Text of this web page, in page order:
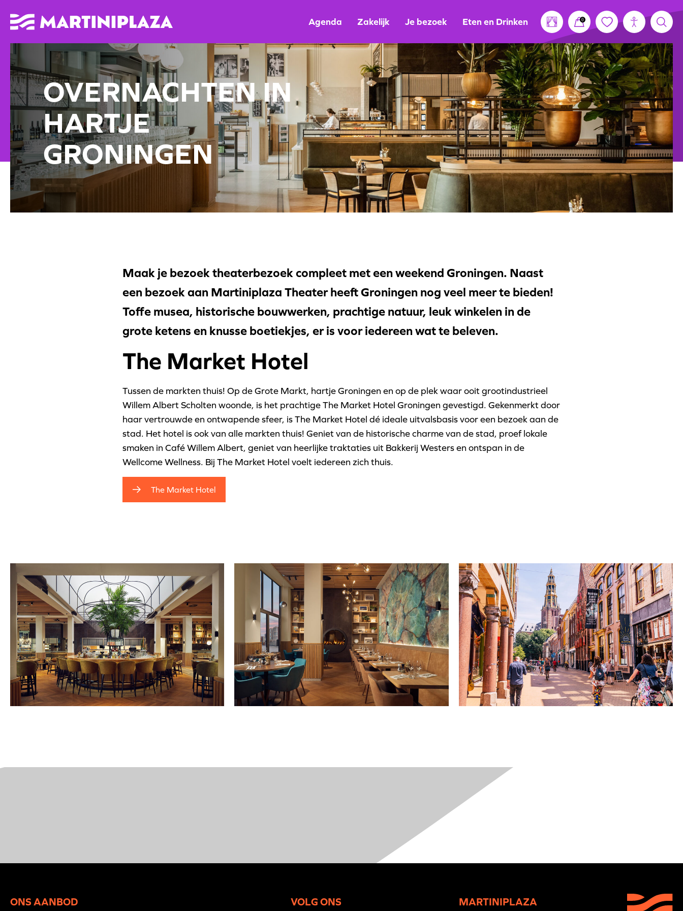
Agenda Zakelijk Je bezoek Eten en Drinken 0
OVERNACHTEN IN
HARTJE
GRONINGEN
Maak je bezoek theaterbezoek compleet met een weekend Groningen. Naast
een bezoek aan Martiniplaza Theater heeft Groningen nog veel meer te bieden!
Toffe musea, historische bouwwerken, prachtige natuur, leuk winkelen in de
grote ketens en knusse boetiekjes, er is voor iedereen wat te beleven.
The Market Hotel
Tussen de markten thuis! Op de Grote Markt, hartje Groningen en op de plek waar ooit grootindustrieel
Willem Albert Scholten woonde, is het prachtige The Market Hotel Groningen gevestigd. Gekenmerkt door
haar vertrouwde en ontwapende sfeer, is The Market Hotel dé ideale uitvalsbasis voor een bezoek aan de
stad. Het hotel is ook van alle markten thuis! Geniet van de historische charme van de stad, proef lokale
smaken in Café Willem Albert, geniet van heerlijke traktaties uit Bakkerij Westers en ontspan in de
Wellcome Wellness. Bij The Market Hotel voelt iedereen zich thuis.
The Market Hotel
ONS AANBOD VOLG ONS MARTINIPLAZA